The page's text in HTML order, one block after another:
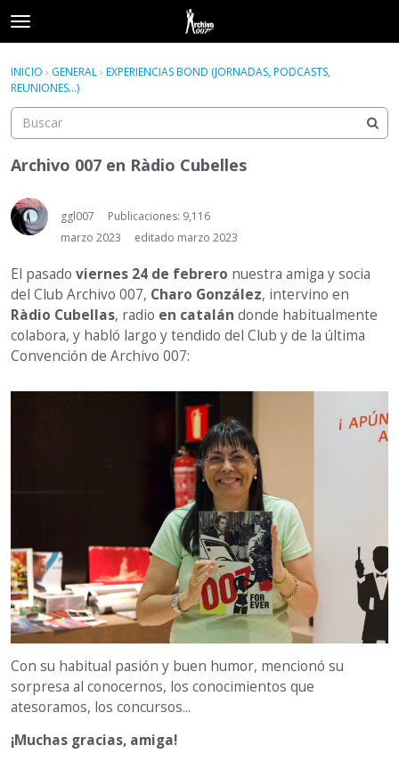
t
o
g
g
l
e
m
e
u
Acceder Registrarse
Categorías
Hilos
Actividad
Acceder Registrarse
INICIO › GENERAL› EXPERIENCIAS BOND (JORNADAS, PODCASTS,
REUNIONES...)
Archivo 007 en Ràdio Cubelles
ggl007
Publicaciones: 9,116
marzo 2023
editado marzo 2023
El pasado viernes 24 de febrero nuestra amiga y socia
del Club Archivo 007, Charo González, intervino en
Ràdio Cubellas, radio en catalán donde habitualmente
colabora, y habló largo y tendido del Club y de la última
Convención de Archivo 007:
Con su habitual pasión y buen humor, mencionó su
sorpresa al conocernos, los conocimientos que
atesoramos, los concursos...
¡Muchas gracias, amiga!